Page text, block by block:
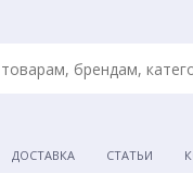
ДОСТАВКА СТАТЬИ